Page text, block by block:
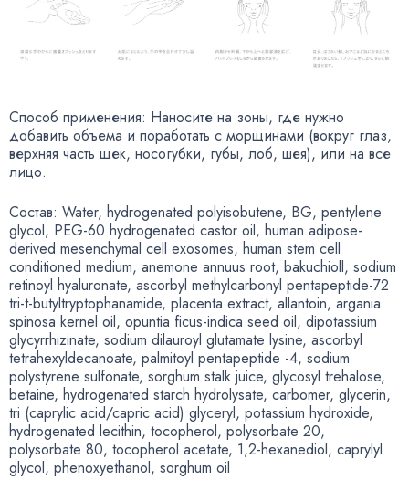
Способ применения: Наносите на зоны, где нужно
добавить объема и поработать с морщинами (вокруг глаз,
верхняя часть щек, носогубки, губы, лоб, шея), или на все
лицо.
Состав: Water, hydrogenated polyisobutene, BG, pentylene
glycol, PEG-60 hydrogenated castor oil, human adipose-
derived mesenchymal cell exosomes, human stem cell
conditioned medium, anemone annuus root, bakuchioll, sodium
retinoyl hyaluronate, ascorbyl methylcarbonyl pentapeptide-72
tri-t-butyltryptophanamide, placenta extract, allantoin, argania
spinosa kernel oil, opuntia ficus-indica seed oil, dipotassium
glycyrrhizinate, sodium dilauroyl glutamate lysine, ascorbyl
tetrahexyldecanoate, palmitoyl pentapeptide -4, sodium
polystyrene sulfonate, sorghum stalk juice, glycosyl trehalose,
betaine, hydrogenated starch hydrolysate, carbomer, glycerin,
tri (caprylic acid/capric acid) glyceryl, potassium hydroxide,
hydrogenated lecithin, tocopherol, polysorbate 20,
polysorbate 80, tocopherol acetate, 1,2-hexanediol, caprylyl
glycol, phenoxyethanol, sorghum oil